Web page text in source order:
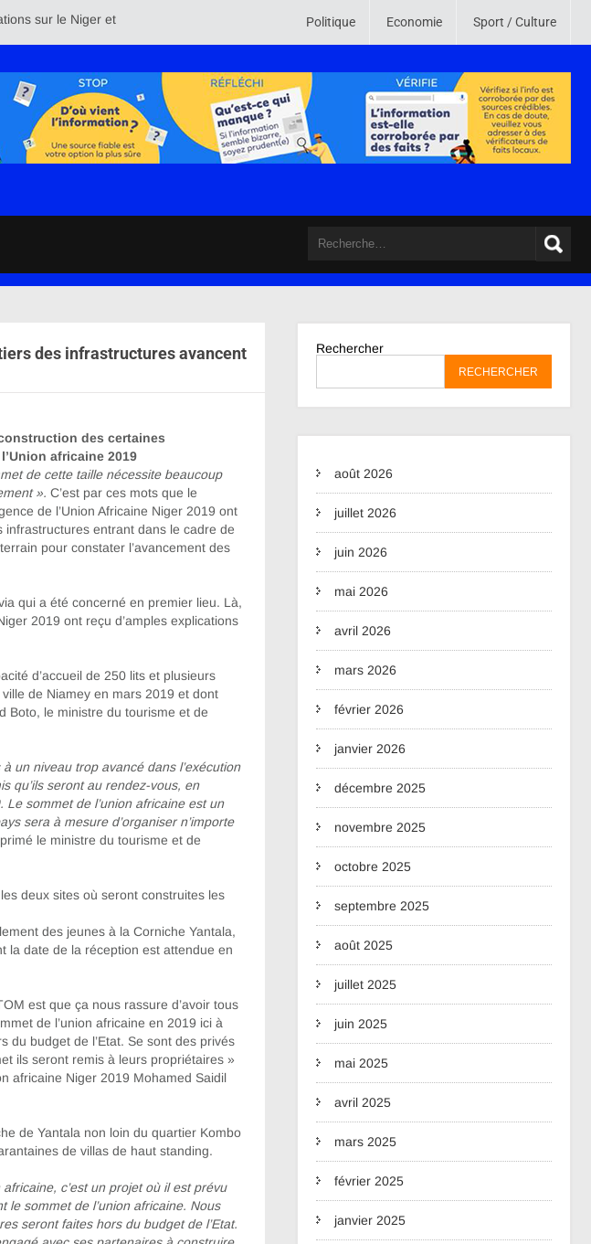
sur le Niger et le reste du monde. Son credo est de mettre en ligne des informations crédibles ,
Politique Economie Sport / Culture
des infrastructures avancent
des certaines
africaine 2019
de cette taille nécessite beaucoup
». C’est par ces mots que le
de l’Union Africaine Niger 2019 ont
entrant dans le cadre de
pour constater l’avancement des
qui a été concerné en premier lieu. Là,
2019 ont reçu d’amples explications
d’accueil de 250 lits et plusieurs
de Niamey en mars 2019 et dont
Boto, le ministre du tourisme et de
un niveau trop avancé dans l’exécution
qu’ils seront au rendez-vous, en
sommet de l’union africaine est un
sera à mesure d’organiser n’importe
le ministre du tourisme et de
deux sites où seront construites les
des jeunes à la Corniche Yantala,
la date de la réception est attendue en
est que ça nous rassure d’avoir tous
de l’union africaine en 2019 ici à
du budget de l’Etat. Se sont des privés
ils seront remis à leurs propriétaires »
africaine Niger 2019 Mohamed Saidil
de Yantala non loin du quartier Kombo
de villas de haut standing.
c’est un projet où il est prévu
le sommet de l’union africaine. Nous
seront faites hors du budget de l’Etat.
Rechercher
RECHERCHER
août 2026
juillet 2026
juin 2026
mai 2026
avril 2026
mars 2026
février 2026
janvier 2026
décembre 2025
novembre 2025
octobre 2025
septembre 2025
août 2025
juillet 2025
juin 2025
mai 2025
avril 2025
mars 2025
février 2025
janvier 2025